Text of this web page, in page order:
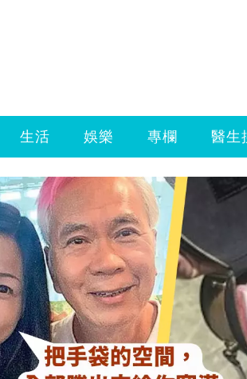
生活 娛樂 專欄 醫生